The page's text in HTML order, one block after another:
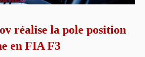
réalise la pole position
en FIA F3